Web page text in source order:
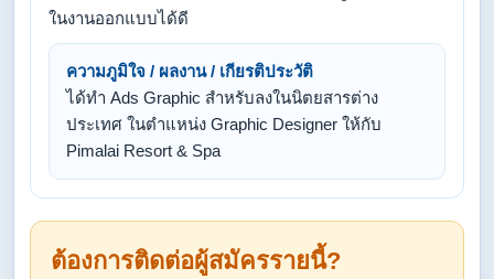
ในงานออกแบบได้ดี
ความภูมิใจ / ผลงาน / เกียรติประวัติ
ได้ทำ Ads Graphic สำหรับลงในนิตยสารต่าง
ประเทศ ในตำแหน่ง Graphic Designer ให้กับ
Pimalai Resort & Spa
ต้องการติดต่อผู้สมัครรายนี้?